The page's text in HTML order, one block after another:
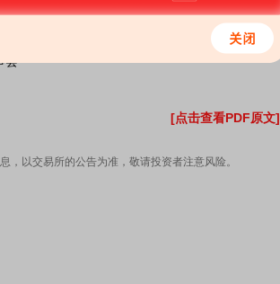
[点击查看PDF原文]
，以交易所的公告为准，敬请投资者注意风险。